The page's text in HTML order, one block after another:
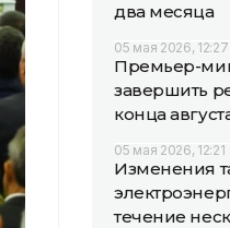
два месяца
05 мая 2026, 12:27
Премьер-
завершить
конца
05 мая 2026, 12:21
Изменения
течение